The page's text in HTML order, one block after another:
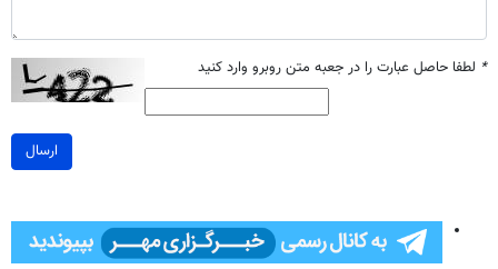
* لطفا حاصل عبارت را در جعبه متن روبرو وارد کنید
ارسال